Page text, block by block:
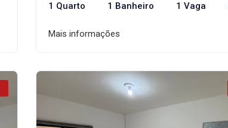
1 Quarto 1 Banheiro 1 Vaga
Mais informações